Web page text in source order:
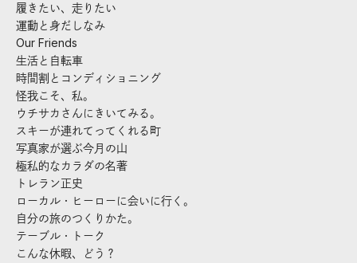
履きたい、走りたい
運動と身だしなみ
Our Friends
生活と自転車
時間割とコンディショニング
怪我こそ、私。
ウチサカさんにきいてみる。
スキーが連れてってくれる町
写真家が選ぶ今月の山
極私的なカラダの名著
トレラン正史
ローカル・ヒーローに会いに行く。
自分の旅のつくりかた。
テーブル・トーク
こんな休暇、どう？